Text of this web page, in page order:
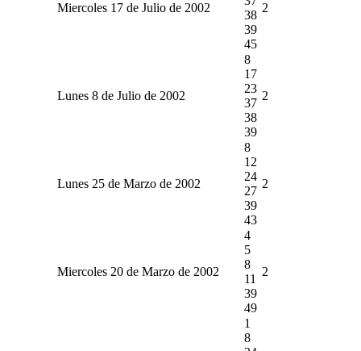
Miercoles 17 de Julio de 2002
38
39
45
2
Lunes 8 de Julio de 2002
8
17
23
37
38
39
2
Lunes 25 de Marzo de 2002
8
12
24
27
39
43
2
Miercoles 20 de Marzo de 2002
4
5
8
11
39
49
2
1
8